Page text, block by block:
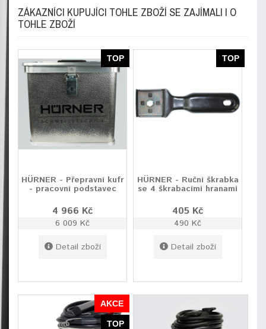
ZÁKAZNÍCI KUPUJÍCI TOHLE ZBOŽÍ SE ZAJÍMALI I O
TOHLE ZBOŽÍ
TOP
HÜRNER - Přepravní kufr
- pracovní podstavec
4 966 Kč
6 009 Kč
Detail zboží
TOP
HÜRNER - Ruční škrabka
se 4 škrabacími hranami
405 Kč
490 Kč
Detail zboží
AKCE
TOP